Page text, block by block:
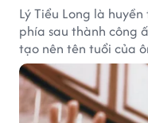
Lý Tiểu Long là
phía sau thành công
tạo nên tên tuổi của